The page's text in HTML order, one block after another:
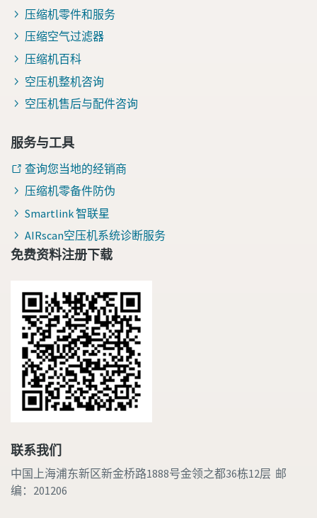
压缩机零件和服务
压缩空气过滤器
压缩机百科
空压机整机咨询
空压机售后与配件咨询
服务与工具
查询您当地的经销商
压缩机零备件防伪
Smartlink 智联星
AIRscan空压机系统诊断服务
免费资料注册下载
联系我们
中国上海浦东新区新金桥路1888号金领之都36栋12层 邮
编：201206